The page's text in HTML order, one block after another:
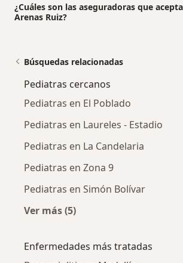
¿Cuáles son las aseguradoras que
Arenas Ruiz?
Búsquedas relacionadas
Pediatras cercanos
Pediatras en El Poblado
Pediatras en Laureles - Estadio
Pediatras en La Candelaria
Pediatras en Zona 9
Pediatras en Simón Bolívar
Ver más (5)
Enfermedades más tratadas